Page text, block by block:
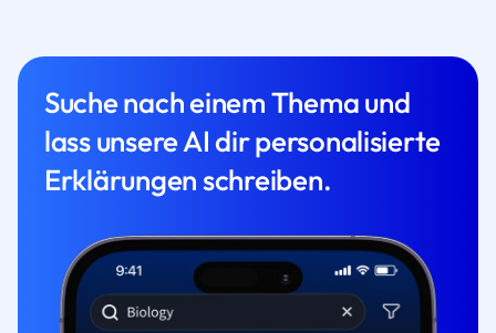
Suche nach einem Thema und
lass unsere AI dir personalisierte
Erklärungen schreiben.